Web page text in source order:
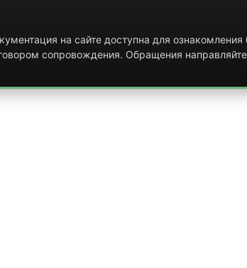
на сайте доступна для ознакомления
сопровождения. Обращения